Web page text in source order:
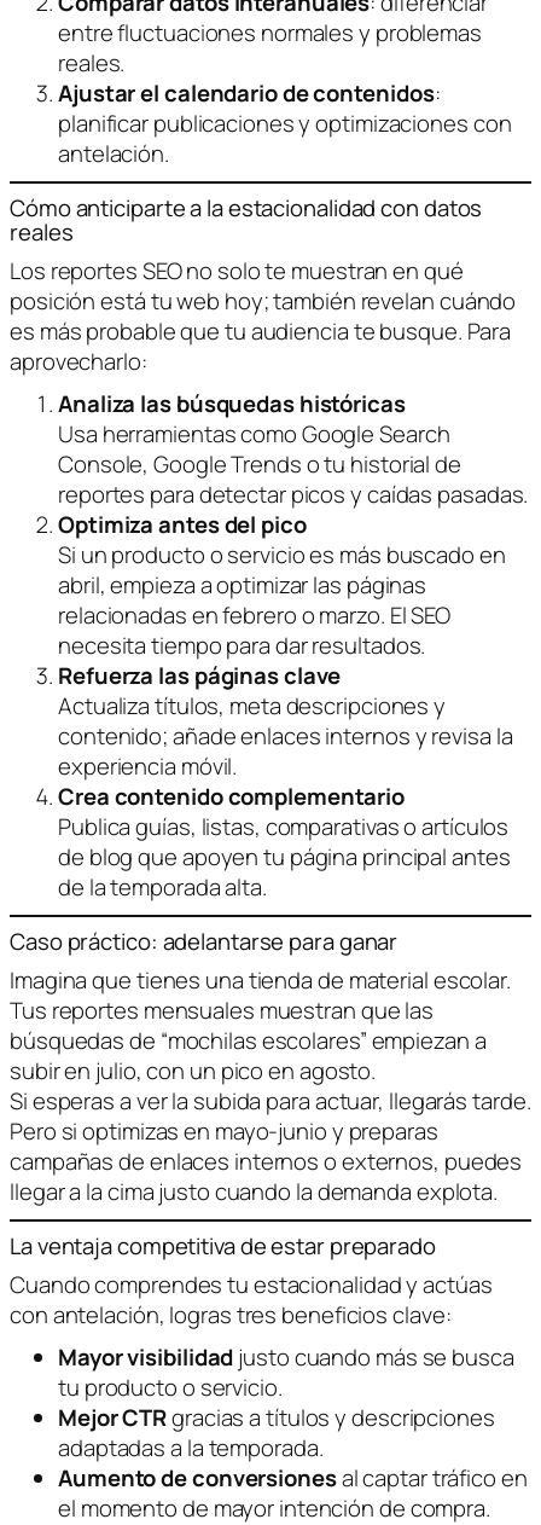
entre fluctuaciones normales y problemas
reales.
Ajustar el calendario de contenidos:
planificar publicaciones y optimizaciones con
antelación.
Cómo anticiparte a la estacionalidad con datos
reales
Los reportes SEO no solo te muestran en qué
posición está tu web hoy; también revelancuándo
es más probable que tu audiencia te busque. Para
aprovecharlo:
Analiza las búsquedas históricas
Usa herramientas como Google Search
Console, Google Trends o tu historial de
reportes para detectar picos y caídas pasadas.
Optimiza antes del pico
Si un producto o servicio es más buscado en
abril, empieza a optimizar las páginas
relacionadas en febrero o marzo. El SEO
necesita tiempo para dar resultados.
Refuerza las páginas clave
Actualiza títulos, meta descripciones y
contenido; añade enlaces internos y revisa la
experiencia móvil.
Crea contenido complementario
Publica guías, listas, comparativas o artículos
de blog que apoyen tu página principal antes
de la temporada alta.
Caso práctico: adelantarse para ganar
Imagina que tienes una tienda de material escolar.
Tus reportes mensuales muestran que las
búsquedas de “mochilas escolares” empiezan a
subir en julio, con un pico en agosto.
Si esperas a ver la subida para actuar, llegarás tarde.
Pero si optimizas en mayo-junio y preparas
campañas de enlaces internos o externos, puedes
llegar a la cima justo cuando la demanda explota.
La ventaja competitiva de estar preparado
Cuando comprendes tu estacionalidad y actúas
con antelación, logras tres beneficios clave:
Mayor visibilidadjusto cuando más se busca
tu producto o servicio.
Mejor CTRgracias a títulos y descripciones
adaptadas a la temporada.
Aumento de conversionesal captar tráfico en
el momento de mayor intención de compra.